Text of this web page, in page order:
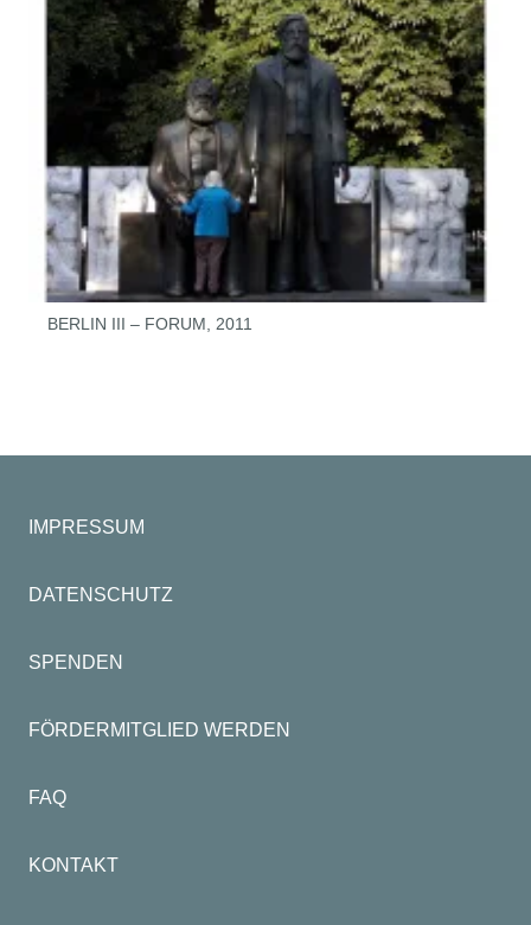
BERLIN III – FORUM, 2011
IMPRESSUM
DATENSCHUTZ
SPENDEN
FÖRDERMITGLIED WERDEN
FAQ
KONTAKT